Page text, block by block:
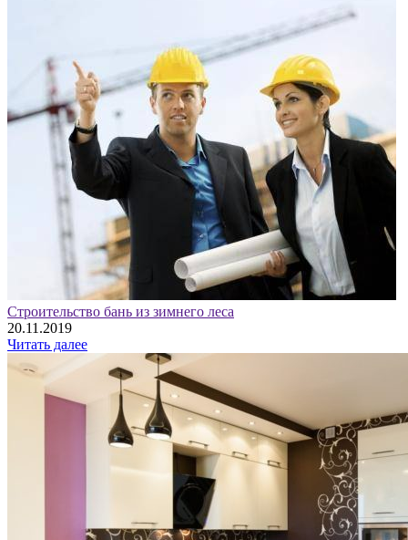
Строительство бань из зимнего леса
20.11.2019
Читать далее